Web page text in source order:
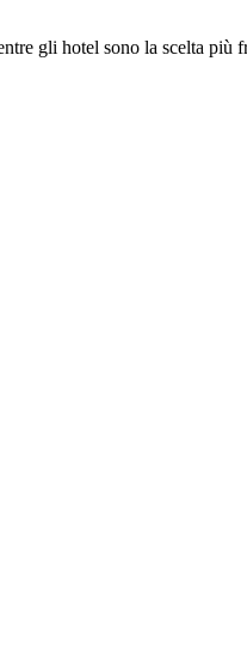
gli hotel sono la scelta più